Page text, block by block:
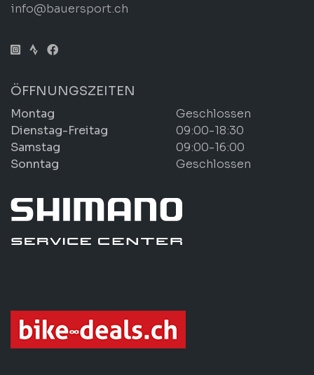
info@bauersport.ch
ÖFFNUNGSZEITEN
Montag
Geschlossen
Dienstag-Freitag
09:00-18:30
Samstag
09:00-16:00
Sonntag
Geschlossen